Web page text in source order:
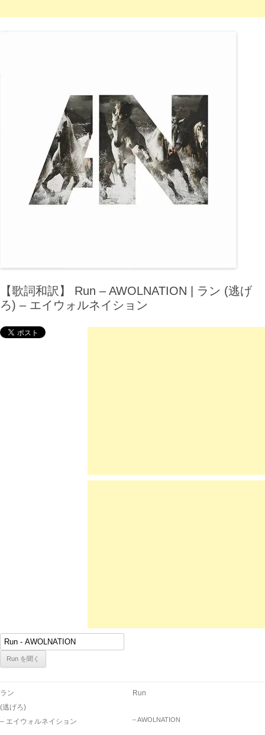
【歌詞和訳】 Run – AWOLNATION | ラン (逃げ
ろ) – エイウォルネイション
ラン
(逃げろ)
– エイウォルネイション
Run
– AWOLNATION